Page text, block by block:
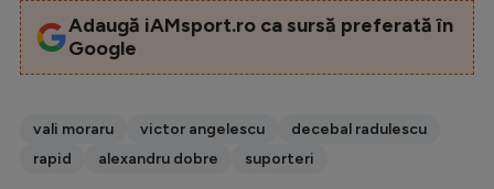
Adaugă iAMsport.ro ca sursă preferată în
Google
vali moraru victor angelescu
decebal radulescu
rapid
alexandru dobre suporteri